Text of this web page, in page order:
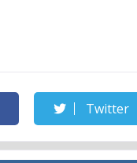
Twitter